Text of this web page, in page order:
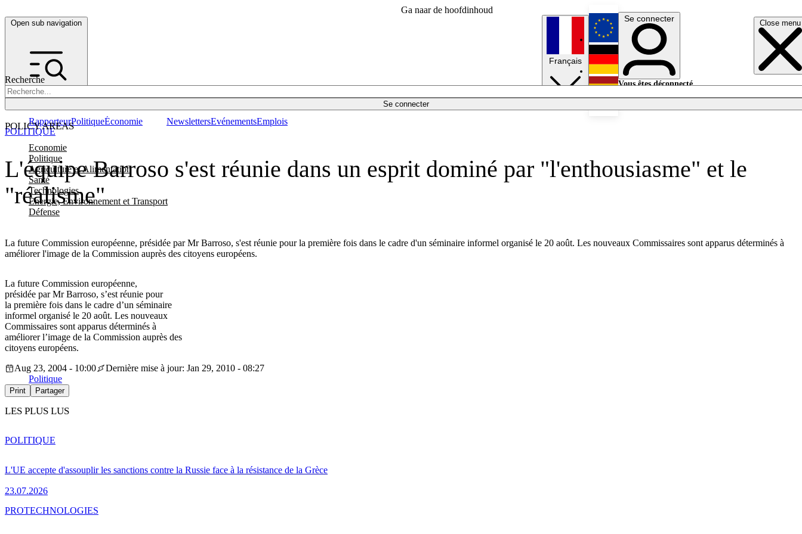
Ga naar de hoofdinhoud
Open sub navigation Close menu
Recherche
Se connecter
POLICY AREAS
Economie
Politique
Agriculture et Alimentation
Santé
Technologies
Energie, Environnement et Transport
Défense
RapporteurPolitiqueÉconomie NewslettersEvénementsEmplois
Français
English
Deutsch
Se connecter
Vous êtes déconnecté.
L'équipe Barroso s'est réunie dans un esprit dominé par "l'enthousiasme" et le
"réalisme"
La future Commission européenne, présidée par Mr Barroso, s'est réunie pour la première fois dans le cadre d'un séminaire informel organisé le 20 août. Les nouveaux Commissaires sont apparus déterminés à
améliorer l'image de la Commission auprès des citoyens européens.
POLITIQUE
La future Commission européenne,
présidée par Mr Barroso, s’est réunie pour
la première fois dans le cadre d’un séminaire
informel organisé le 20 août. Les nouveaux
Commissaires sont apparus déterminés à
améliorer l’image de la Commission auprès des
citoyens européens.
Aug 23, 2004 - 10:00
Dernière mise à jour: Jan 29, 2010 - 08:27
Politique
Print Partager
LES PLUS LUS
L'UE accepte d'assouplir les sanctions contre la Russie face à la résistance de la Grèce
23.07.2026
POLITIQUE
PROTECHNOLOGIES